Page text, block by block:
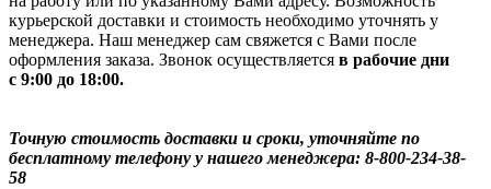
курьерской доставки и стоимость необходимо уточнять у
менеджера. Наш менеджер сам свяжется с Вами после
оформления заказа. Звонок осуществляется в рабочие дни
с 9:00 до 18:00.
Точную стоимость доставки и сроки, уточняйте по
бесплатному телефону у нашего менеджера: 8-800-234-38-
58